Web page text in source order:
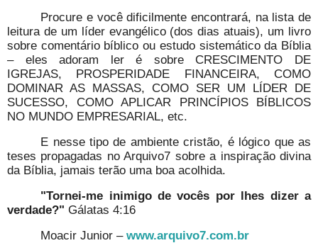
Procure e você dificilmente encontrará, na lista de
leitura de um líder evangélico (dos dias atuais), um livro
sobre comentário bíblico ou estudo sistemático da Bíblia
– eles adoram ler é sobre CRESCIMENTO DE
IGREJAS, PROSPERIDADE FINANCEIRA, COMO
DOMINAR AS MASSAS, COMO SER UM LÍDER DE
SUCESSO, COMO APLICAR PRINCÍPIOS BÍBLICOS
NO MUNDO EMPRESARIAL, etc.
E nesse tipo de ambiente cristão, é lógico que as
teses propagadas no Arquivo7 sobre a inspiração divina
da Bíblia, jamais terão uma boa acolhida.
"Tornei-me inimigo de vocês por lhes dizer a
verdade?" Gálatas 4:16
Moacir Junior –www.arquivo7.com.br